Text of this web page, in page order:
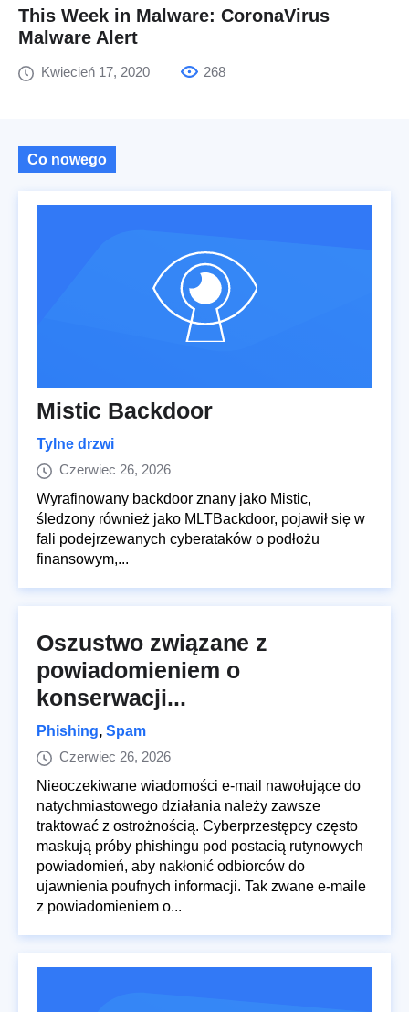
This Week in Malware: CoronaVirus
Malware Alert
Kwiecień 17, 2020 268
Co nowego
Mistic Backdoor
Tylne drzwi
Czerwiec 26, 2026
Wyrafinowany backdoor znany jako Mistic,
śledzony również jako MLTBackdoor, pojawił się w
fali podejrzewanych cyberataków o podłożu
finansowym,...
Oszustwo związane z
powiadomieniem o
konserwacji...
Phishing, Spam
Czerwiec 26, 2026
Nieoczekiwane wiadomości e-mail nawołujące do
natychmiastowego działania należy zawsze
traktować z ostrożnością. Cyberprzestępcy często
maskują próby phishingu pod postacią rutynowych
powiadomień, aby nakłonić odbiorców do
ujawnienia poufnych informacji. Tak zwane e-maile
z powiadomieniem o...